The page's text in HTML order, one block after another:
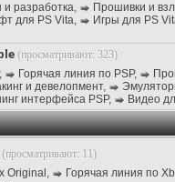
разработка,
Прошивки и
для PS Vita,
Игры для PS
(просматривают: 323)
, Горячая линия по PSP,
и девелопмент,
интерфейса PSP, Видео
(просматривают: 11)
Original ,
Горячая линия по